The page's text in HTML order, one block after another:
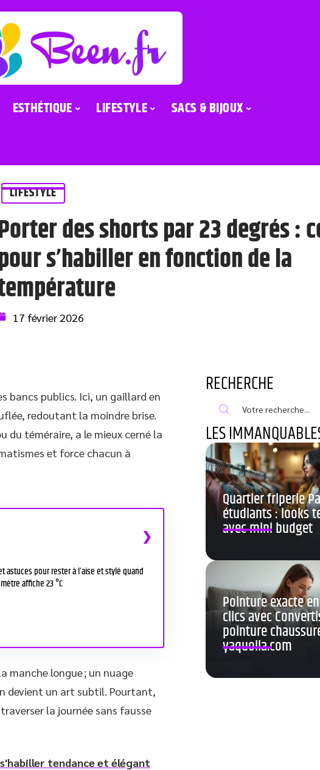
ESTHÉTIQUE LIFESTYLE SACS & BIJOUX
LIFESTYLE
des shorts par 23 degrés :
s’habiller en fonction de la
17 février 2026
bancs publics. Ici, un gaillard en
redoutant la moindre brise.
du téméraire, a le mieux cerné la
et force chacun à
astuces pour rester à l’aise et stylé quand
affiche 23 °C
manche longue ; un nuage
devient un art subtil. Pourtant,
la journée sans fausse
tendance et élégant
RECHERCHE
LES
Quartier friperie
étudiants : looks
avec mini budget
Pointure exacte
clics avec
pointure
yaquoila.com